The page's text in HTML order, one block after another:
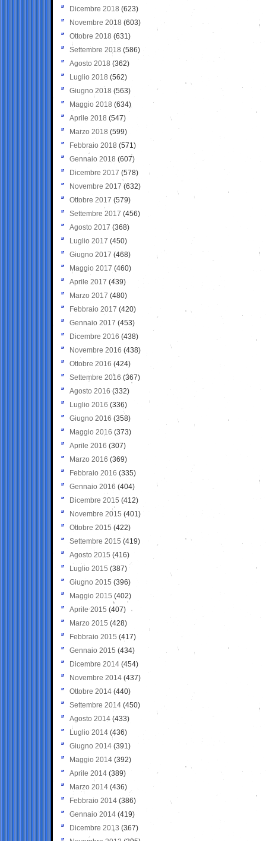
Dicembre 2018 (623)
Novembre 2018 (603)
Ottobre 2018 (631)
Settembre 2018 (586)
Agosto 2018 (362)
Luglio 2018 (562)
Giugno 2018 (563)
Maggio 2018 (634)
Aprile 2018 (547)
Marzo 2018 (599)
Febbraio 2018 (571)
Gennaio 2018 (607)
Dicembre 2017 (578)
Novembre 2017 (632)
Ottobre 2017 (579)
Settembre 2017 (456)
Agosto 2017 (368)
Luglio 2017 (450)
Giugno 2017 (468)
Maggio 2017 (460)
Aprile 2017 (439)
Marzo 2017 (480)
Febbraio 2017 (420)
Gennaio 2017 (453)
Dicembre 2016 (438)
Novembre 2016 (438)
Ottobre 2016 (424)
Settembre 2016 (367)
Agosto 2016 (332)
Luglio 2016 (336)
Giugno 2016 (358)
Maggio 2016 (373)
Aprile 2016 (307)
Marzo 2016 (369)
Febbraio 2016 (335)
Gennaio 2016 (404)
Dicembre 2015 (412)
Novembre 2015 (401)
Ottobre 2015 (422)
Settembre 2015 (419)
Agosto 2015 (416)
Luglio 2015 (387)
Giugno 2015 (396)
Maggio 2015 (402)
Aprile 2015 (407)
Marzo 2015 (428)
Febbraio 2015 (417)
Gennaio 2015 (434)
Dicembre 2014 (454)
Novembre 2014 (437)
Ottobre 2014 (440)
Settembre 2014 (450)
Agosto 2014 (433)
Luglio 2014 (436)
Giugno 2014 (391)
Maggio 2014 (392)
Aprile 2014 (389)
Marzo 2014 (436)
Febbraio 2014 (386)
Gennaio 2014 (419)
Dicembre 2013 (367)